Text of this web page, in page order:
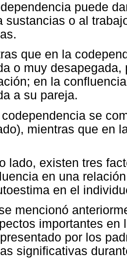
puede
sustancias o al
que en la
o muy
en la
a su pareja.
codependencia se
mientras que en
lado, existen tres
en una
en el
mencionó
importantes en
por los
significativas